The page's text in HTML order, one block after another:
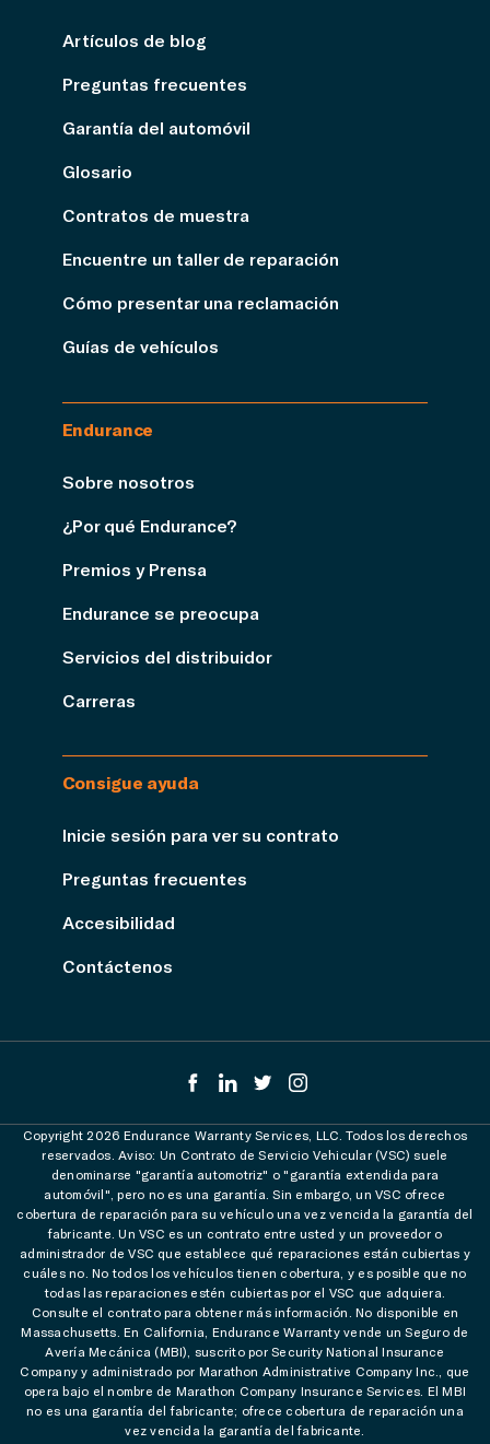
Artículos de blog
Preguntas frecuentes
Garantía del automóvil
Glosario
Contratos de muestra
Encuentre un taller de reparación
Cómo presentar una reclamación
Guías de vehículos
Endurance
Sobre nosotros
¿Por qué Endurance?
Premios y Prensa
Endurance se preocupa
Servicios del distribuidor
Carreras
Consigue ayuda
Inicie sesión para ver su contrato
Preguntas frecuentes
Accesibilidad
Contáctenos
Copyright 2026 Endurance Warranty Services, LLC. Todos los derechos
reservados. Aviso: Un Contrato de Servicio Vehicular (VSC) suele
denominarse "garantía automotriz" o "garantía extendida para
automóvil", pero no es una garantía. Sin embargo, un VSC ofrece
cobertura de reparación para su vehículo una vez vencida la garantía del
fabricante. Un VSC es un contrato entre usted y un proveedor o
administrador de VSC que establece qué reparaciones están cubiertas y
cuáles no. No todos los vehículos tienen cobertura, y es posible que no
todas las reparaciones estén cubiertas por el VSC que adquiera.
Consulte el contrato para obtener más información. No disponible en
Massachusetts. En California, Endurance Warranty vende un Seguro de
Avería Mecánica (MBI), suscrito por Security National Insurance
Company y administrado por Marathon Administrative Company Inc., que
opera bajo el nombre de Marathon Company Insurance Services. El MBI
no es una garantía del fabricante; ofrece cobertura de reparación una
vez vencida la garantía del fabricante.